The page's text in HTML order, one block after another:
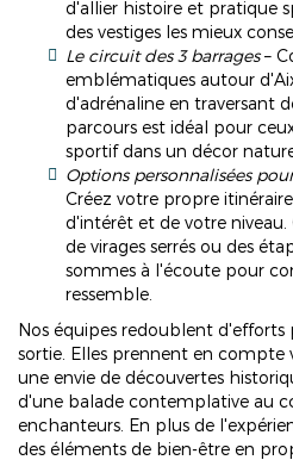
d'allier histoire et pratique
des vestiges les mieux
Le circuit des 3 barrages–
emblématiques autour
d'adrénaline en traversant
parcours est idéal pour
sportif dans un décor
Options personnalisées
Créez votre propre
d'intérêt et de votre
de virages serrés ou des
sommes à l'écoute pour
ressemble.
Nos équipes redoublent d'efforts
sortie. Elles prennent en compte
une envie de découvertes
d'une balade contemplative au
enchanteurs. En plus de
des éléments de bien-être en